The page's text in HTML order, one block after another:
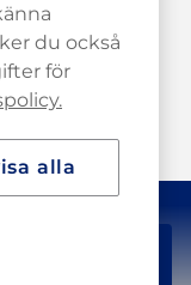
du också
för
alla